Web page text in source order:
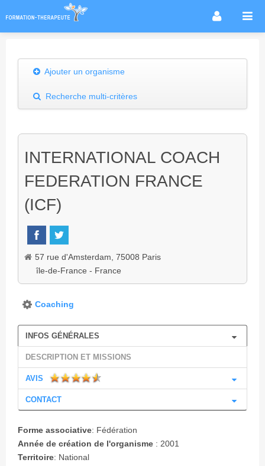
Infos métier
Annuaire des praticiens
Agenda & Actualités
Forum
Ajouter un organisme
Recherche multi-critères
INTERNATIONAL COACH
FEDERATION FRANCE
(ICF)
57 rue d'Amsterdam, 75008 Paris
île-de-France - France
Coaching
INFOS GÉNÉRALES
DESCRIPTION ET MISSIONS
AVIS
CONTACT
Forme associative: Fédération
Année de création de l'organisme : 2001
Territoire: National